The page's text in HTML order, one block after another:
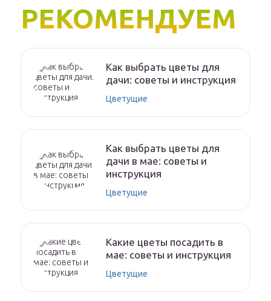
РЕКОМЕНДУЕМ
Как выбрать цветы для
дачи: советы и инструкция
Цветущие
Как выбрать цветы для
дачи в мае: советы и
инструкция
Цветущие
Какие цветы посадить в
мае: советы и инструкция
Цветущие